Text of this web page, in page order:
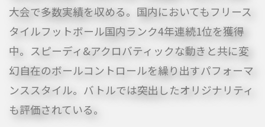
大会で多数実績を収める。国内においてもフリース
タイルフットボール国内ランク4年連続1位を獲得
中。スピーディ&アクロバティックな動きと共に変
幻自在のボールコントロールを繰り出すパフォーマ
ンススタイル。バトルでは突出したオリジナリティ
も評価されている。